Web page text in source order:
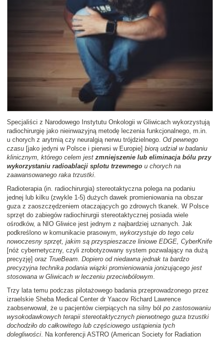
Specjaliści z Narodowego Instytutu Onkologii w Gliwicach wykorzystują
radiochirurgię jako nieinwazyjną metodę leczenia funkcjonalnego, m.in.
u chorych z arytmią czy neuralgią nerwu trójdzielnego. Od pewnego
czasu [jako jedyni w Polsce i pierwsi w Europie] biorą udział w badaniu
klinicznym, którego celem jest zmniejszenie lub eliminacja bólu przy
wykorzystaniu radioablacji splotu trzewnego u chorych na
zaawansowanego raka trzustki.
Radioterapia (in. radiochirurgia) stereotaktyczna polega na podaniu
jednej lub kilku (zwykle 1-5) dużych dawek promieniowania na obszar
guza z zaoszczędzeniem otaczających go zdrowych tkanek. W Polsce
sprzęt do zabiegów radiochirurgii stereotaktycznej posiada wiele
ośrodków, a NIO Gliwice jest jednym z najbardziej uznanych. Jak
podkreślono w komunikacie prasowym, wykorzystuje do tego celu
nowoczesny sprzęt, jakim są przyspieszacze liniowe EDGE, CyberKnife
[nóż cybernetyczny, czyli zrobotyzowany system pozwalający na dużą
precyzję] oraz TrueBeam. Dopiero od niedawna jednak ta bardzo
precyzyjna technika podania wiązki promieniowania jonizującego jest
stosowana w Gliwicach w leczeniu przeciwbólowym.
Trzy lata temu podczas pilotażowego badania przeprowadzonego przez
izraelskie Sheba Medical Center dr Yaacov Richard Lawrence
zaobserwował, że u pacjentów cierpiących na silny ból po zastosowaniu
wysokodawkowych terapii stereotaktycznych pierwotnego guza trzustki
dochodziło do całkowitego lub częściowego ustąpienia tych
dolegliwości. Na konferencji ASTRO (American Society for Radiation